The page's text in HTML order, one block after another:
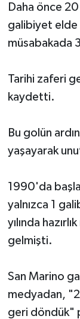
Daha önce 20
galibiyet elde
müsabakada
Tarihi zaferi
kaydetti.
Bu golün
yaşayarak
1990'da
yalnızca 1
yılında
gelmişti.
San Marino
medyadan,
geri döndük"